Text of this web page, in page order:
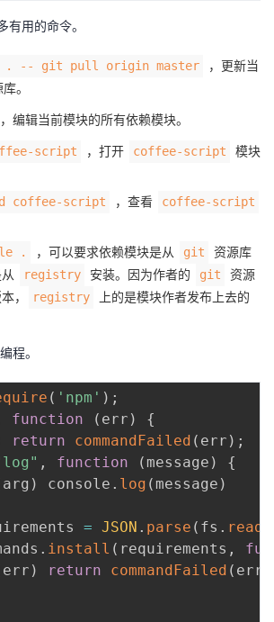
有用的命令。
. -- git pull origin master
，更新当
。
，编辑当前模块的所有依赖模块。
script ，打开 coffee-script
模块
coffee-script ，查看 coffee-script
. ，可以要求依赖模块是从 git
资源库
registry 安装。因为作者的 git
资源
，
registry
上的是模块作者发布上去的
程。
( 'npm' ) ;
function ( err )
{
return commandFailed ( err ) ;
, function ( message )
{
arg ) console . log ( message )
= JSON . parse ( fs .
. install ( requirements ,
err ) return commandFailed ( err